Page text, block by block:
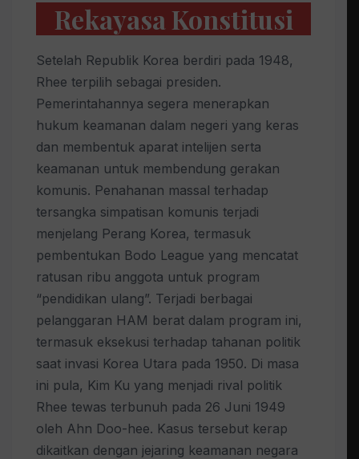
Rekayasa Konstitusi
Setelah Republik Korea berdiri pada 1948,
Rhee terpilih sebagai presiden.
Pemerintahannya segera menerapkan
hukum keamanan dalam negeri yang keras
dan membentuk aparat intelijen serta
keamanan untuk membendung gerakan
komunis. Penahanan massal terhadap
tersangka simpatisan komunis terjadi
menjelang Perang Korea, termasuk
pembentukan Bodo League yang mencatat
ratusan ribu anggota untuk program
“pendidikan ulang”. Terjadi berbagai
pelanggaran HAM berat dalam program ini,
termasuk eksekusi terhadap tahanan politik
saat invasi Korea Utara pada 1950. Di masa
ini pula, Kim Ku yang menjadi rival politik
Rhee tewas terbunuh pada 26 Juni 1949
oleh Ahn Doo-hee. Kasus tersebut kerap
dikaitkan dengan jejaring keamanan negara